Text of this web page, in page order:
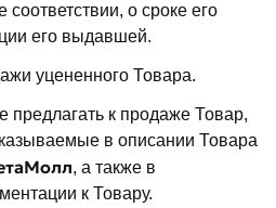
о сроке его
его выдавшей.
уцененного Товара.
предлагать к продаже Товар,
в описании Товара
, а также в
к Товару.